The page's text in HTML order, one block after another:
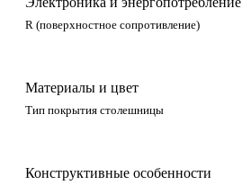
R (поверхностное сопротивление)
Материалы и цвет
Тип покрытия столешницы
Конструктивные особенности